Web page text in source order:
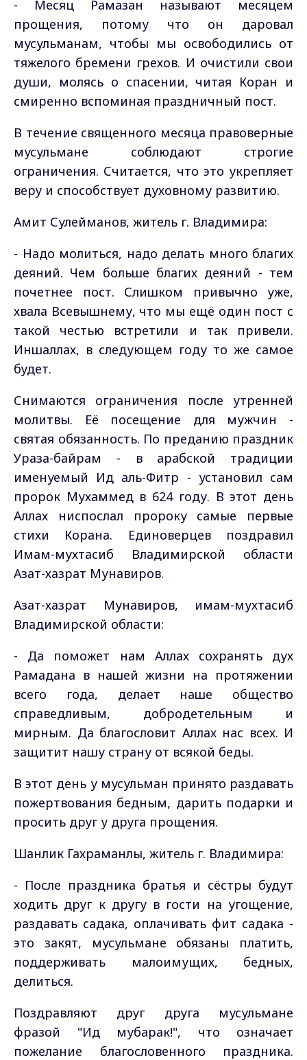
- Месяц Рамазан называют месяцем
прощения, потому что он даровал
мусульманам, чтобы мы освободились от
тяжелого бремени грехов. И очистили свои
души, молясь о спасении, читая Коран и
смиренно вспоминая праздничный пост.
В течение священного месяца правоверные
мусульмане соблюдают строгие
ограничения. Считается, что это укрепляет
веру и способствует духовному развитию.
Амит Сулейманов, житель г. Владимира:
- Надо молиться, надо делать много благих
деяний. Чем больше благих деяний - тем
почетнее пост. Слишком привычно уже,
хвала Всевышнему, что мы ещё один пост с
такой честью встретили и так привели.
Иншаллах, в следующем году то же самое
будет.
Снимаются ограничения после утренней
молитвы. Её посещение для мужчин -
святая обязанность. По преданию праздник
Ураза-байрам - в арабской традиции
именуемый Ид аль-Фитр - установил сам
пророк Мухаммед в 624 году. В этот день
Аллах ниспослал пророку самые первые
стихи Корана. Единоверцев поздравил
Имам-мухтасиб Владимирской области
Азат-хазрат Мунавиров.
Азат-хазрат Мунавиров, имам-мухтасиб
Владимирской области:
- Да поможет нам Аллах сохранять дух
Рамадана в нашей жизни на протяжении
всего года, делает наше общество
справедливым, добродетельным и
мирным. Да благословит Аллах нас всех. И
защитит нашу страну от всякой беды.
В этот день у мусульман принято раздавать
пожертвования бедным, дарить подарки и
просить друг у друга прощения.
Шанлик Гахраманлы, житель г. Владимира:
- После праздника братья и сёстры будут
ходить друг к другу в гости на угощение,
раздавать садака, оплачивать фит садака -
это закят, мусульмане обязаны платить,
поддерживать малоимущих, бедных,
делиться.
Поздравляют друг друга мусульмане
фразой "Ид мубарак!", что означает
пожелание благословенного праздника.